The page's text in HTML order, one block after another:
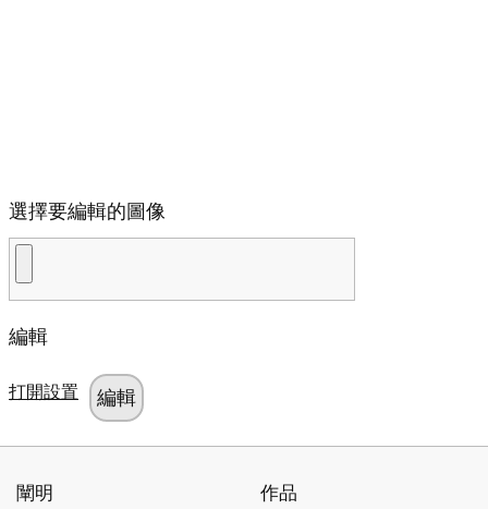
選擇要編輯的圖像
編輯
打開設置
闡明 作品